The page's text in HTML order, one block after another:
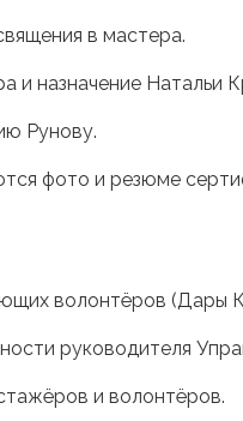
в мастера.
назначение Натальи
Рунову.
фото и резюме
волонтёров (Дары
руководителя
и волонтёров.